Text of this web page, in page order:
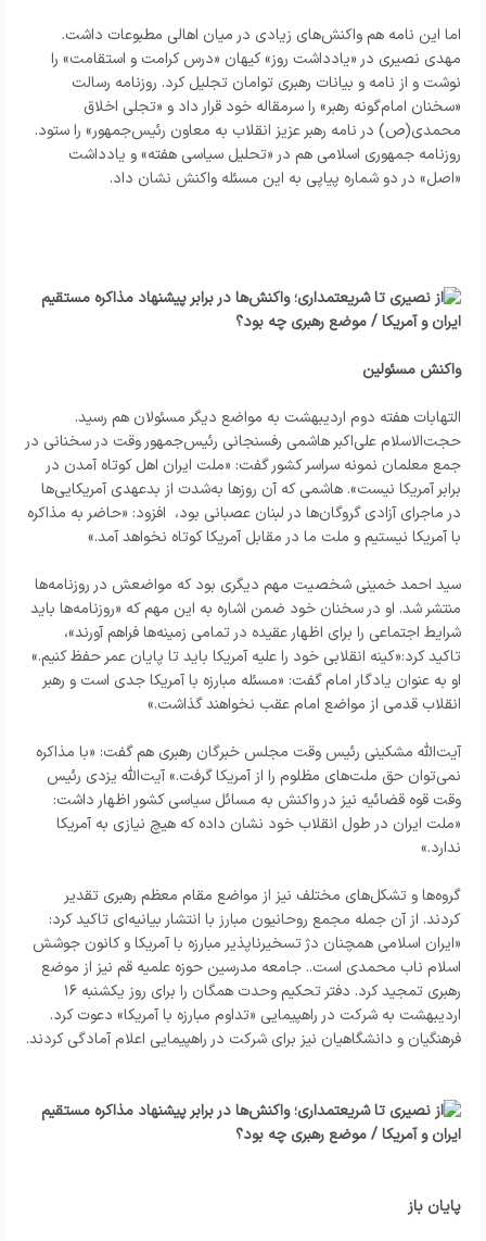
اما این نامه هم واکنش‌های زیادی در میان اهالی مطبوعات داشت.
مهدی نصیری در «یادداشت روز» کیهان «درس کرامت و استقامت» را
نوشت و از نامه و بیانات رهبری توامان تجلیل کرد. روزنامه رسالت
«سخنان امام‌گونه رهبر» را سرمقاله خود قرار داد و «تجلی اخلاق
محمدی(ص) در نامه رهبر عزیز انقلاب به معاون رئیس‌جمهور» را ستود.
روزنامه جمهوری اسلامی هم در «تحلیل سیاسی هفته» و یادداشت
«اصل» در دو شماره پیاپی به این مسئله واکنش نشان داد.
واکنش‌ مسئولین
التهابات هفته دوم اردیبهشت به مواضع دیگر مسئولان هم رسید.
حجت‌‌الاسلام علی‌اکبر هاشمی رفسنجانی رئیس‌جمهور وقت در سخنانی در
جمع معلمان نمونه سراسر کشور گفت: «ملت ایران اهل کوتاه آمدن در
برابر آمریکا نیست». هاشمی که آن روزها به‌شدت از بدعهدی آمریکایی‌ها
در ماجرای آزادی گروگان‌ها در لبنان عصبانی بود، افزود: «حاضر به مذاکره
با آمریکا نیستیم و ملت ما در مقابل آمریکا کوتاه نخواهد آمد.»
سید احمد خمینی شخصیت مهم دیگری بود که مواضعش در روزنامه‌ها
منتشر شد. او در سخنان خود ضمن اشاره به این مهم که «روزنامه‌ها باید
شرایط اجتماعی را برای اظهار عقیده در تمامی زمینه‌ها فراهم آورند»،
تاکید کرد:«کینه انقلابی خود را علیه آمریکا باید تا پایان عمر حفظ کنیم.»
او به عنوان یادگار امام گفت: «مسئله مبارزه با آمریکا جدی است و رهبر
انقلاب قدمی از مواضع امام عقب نخواهند گذاشت.»
آیت‌الله مشکینی رئیس وقت مجلس خبرگان رهبری هم گفت: «با مذاکره
نمی‌توان حق ملت‌های مظلوم را از آمریکا گرفت.» آیت‌الله یزدی رئیس
وقت قوه قضائیه نیز در واکنش به مسائل سیاسی کشور اظهار داشت:
«ملت ایران در طول انقلاب خود نشان داده که هیچ نیازی به آمریکا
ندارد.»
گروه‌ها و تشکل‌های مختلف نیز از مواضع مقام معظم رهبری تقدیر
کردند. از آن جمله مجمع روحانیون مبارز با انتشار بیانیه‌ای تاکید کرد:
«ایران اسلامی همچنان دژ تسخیرناپذیر مبارزه با آمریکا و کانون جوشش
اسلام ناب محمدی است.. جامعه مدرسین حوزه علمیه قم نیز از موضع
رهبری تمجید کرد. دفتر تحکیم وحدت همگان را برای روز یکشنبه ۱۶
اردیبهشت به شرکت در راهپیمایی «تداوم مبارزه با آمریکا» دعوت کرد.
فرهنگیان و دانشگاهیان نیز برای شرکت در راهپیمایی اعلام آمادگی کردند.
پایان باز